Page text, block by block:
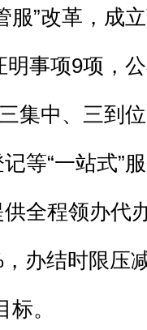
服”改革，成
事项9项，
集中、三到
等“一站式”
全程领办代
办结时限压
。